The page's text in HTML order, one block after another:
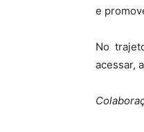
e
No
acessar,